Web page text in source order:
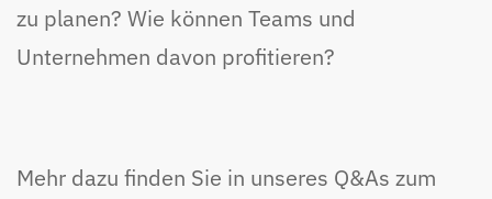
zu planen? Wie können Teams und
Unternehmen davon profitieren?
Mehr dazu finden Sie in unseres Q&As zum